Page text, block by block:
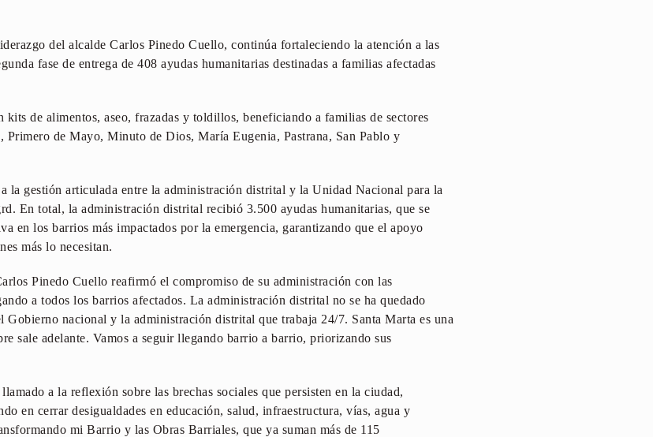
del alcalde Carlos Pinedo Cuello, continúa fortaleciendo la atención a las
fase de entrega de 408 ayudas humanitarias destinadas a familias afectadas
kits de alimentos, aseo, frazadas y toldillos, beneficiando a familias de sectores
de Mayo, Minuto de Dios, María Eugenia, Pastrana, San Pablo y
a la gestión articulada entre la administración distrital y la Unidad Nacional para la
En total, la administración distrital recibió 3.500 ayudas humanitarias, que se
en los barrios más impactados por la emergencia, garantizando que el apoyo
más lo necesitan.
Pinedo Cuello reafirmó el compromiso de su administración con las
a todos los barrios afectados. La administración distrital no se ha quedado
Gobierno nacional y la administración distrital que trabaja 24/7. Santa Marta es una
sale adelante. Vamos a seguir llegando barrio a barrio, priorizando sus
a la reflexión sobre las brechas sociales que persisten en la ciudad,
en cerrar desigualdades en educación, salud, infraestructura, vías, agua y
mi Barrio y las Obras Barriales, que ya suman más de 115